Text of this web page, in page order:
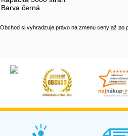
Barva černá
Obchod si vyhradzuje právo na zmenu ceny až po